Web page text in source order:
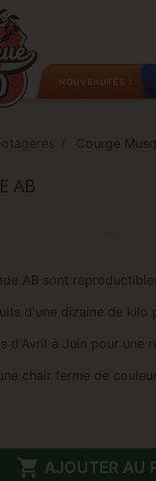
NOUVEAUTÉS !
Courge
AB
AB sont
d'une dizaine de kilo
d'Avril à Juin pour une
chair ferme de
 AJOUTER AU